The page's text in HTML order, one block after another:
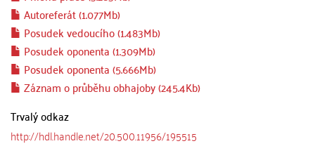
Autoreferát (1.077Mb)
Posudek vedoucího (1.483Mb)
Posudek oponenta (1.309Mb)
Posudek oponenta (5.666Mb)
Záznam o průběhu obhajoby (245.4Kb)
Trvalý odkaz
http://hdl.handle.net/20.500.11956/195515